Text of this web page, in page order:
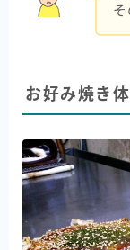
お好み焼き